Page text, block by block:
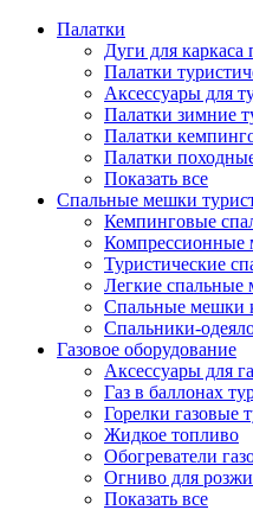
Палатки
Дуги для каркаса
Палатки
Аксессуары для
Палатки зимние
Палатки
Палатки
Показать все
Спальные мешки
Кемпинговые
Компрессионные
Туристические
Легкие спальные
Спальные мешки
Спальники-
Газовое оборудование
Аксессуары для
Газ в баллонах
Горелки газовые
Жидкое топливо
Обогреватели
Огниво для
Показать все